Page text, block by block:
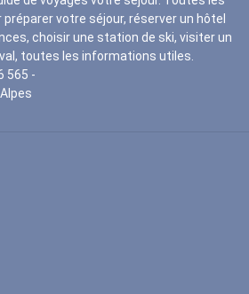
votre séjour, réserver un hôtel
choisir une station de ski, visiter un
toutes les informations utiles.
565 -